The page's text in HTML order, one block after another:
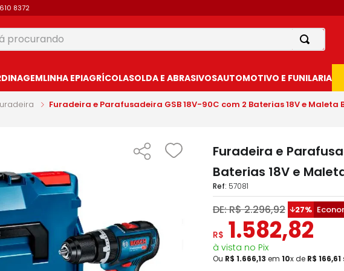
8372
LINHA EPIAGRÍCOLASOLDA E ABRASIVOSAUTOMOTIVO E FUNILARIA
Furadeira e Parafusadeira GSB 18V-90C com 2 Baterias 18V e Maleta
Furadeira e
Baterias 18V e
: 57081
DE:R$2.296,92 27%
R$ 1.582,82
à vista no Pix
Ou R$ 1.666,13 em 10x de R$ 166,61